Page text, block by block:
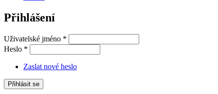
Přihlášení
Uživatelské jméno *
Heslo *
Zaslat nové heslo